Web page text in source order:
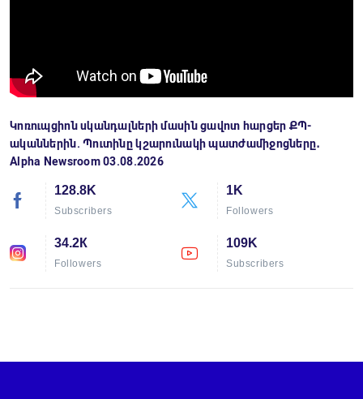
Կոռուպցիոն սկանդալների մասին ցավոտ հարցեր ՔՊ-
ականներին. Պուտինը կշարունակի պատժամիջոցները․
Alpha Newsroom 03.08.2026
128.8K
Subscribers
1K
Followers
34.2К
Followers
109K
Subscribers